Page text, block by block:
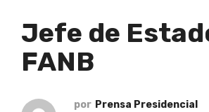
Jefe de
FANB
por Prensa Presidencial